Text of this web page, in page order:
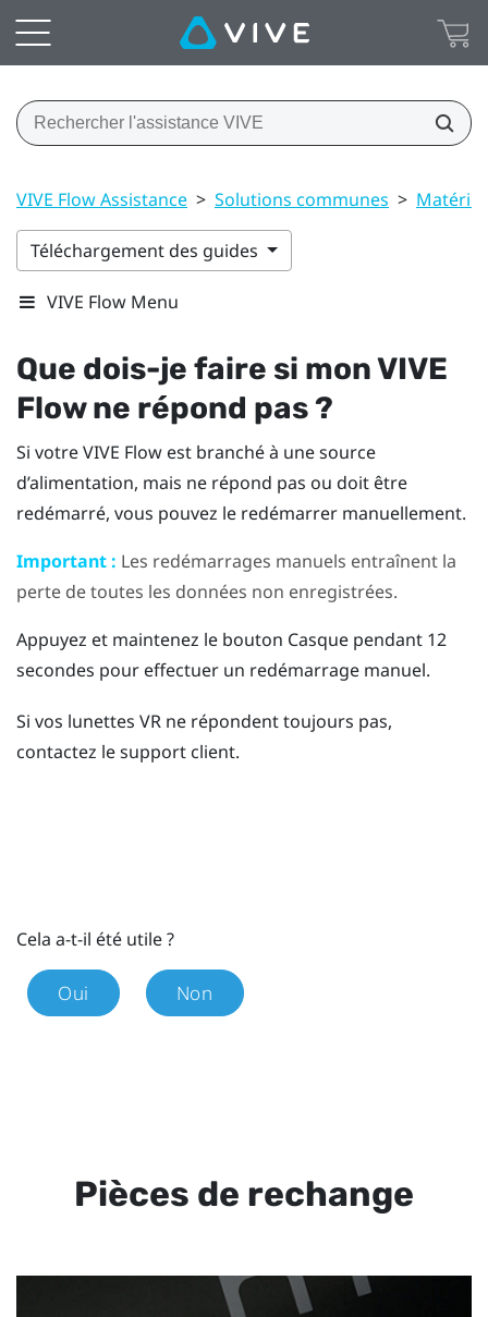
VIVE Flow Assistance > Solutions communes > Matériel
Téléchargement des guides
VIVE Flow Menu
Que dois-je faire si monVIVE
Flowne répond pas ?
Si votreVIVE Flow est branché à une source
d’alimentation, mais ne répond pas ou doit être
redémarré, vous pouvez le redémarrer manuellement.
Important : Les redémarrages manuels entraînent la
perte de toutes les données non enregistrées.
Appuyez et maintenez le bouton Casque pendant 12
secondes pour effectuer un redémarrage manuel.
Si vos lunettes VR ne répondent toujours pas,
contactez le support client.
Cela a-t-il été utile ?
Oui Non
Pièces de rechange